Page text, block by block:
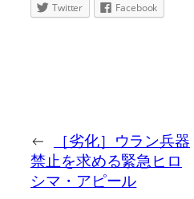
Twitter
Facebook
←
［劣化］ウラン兵器
禁止を求める緊急ヒロ
シマ・アピール